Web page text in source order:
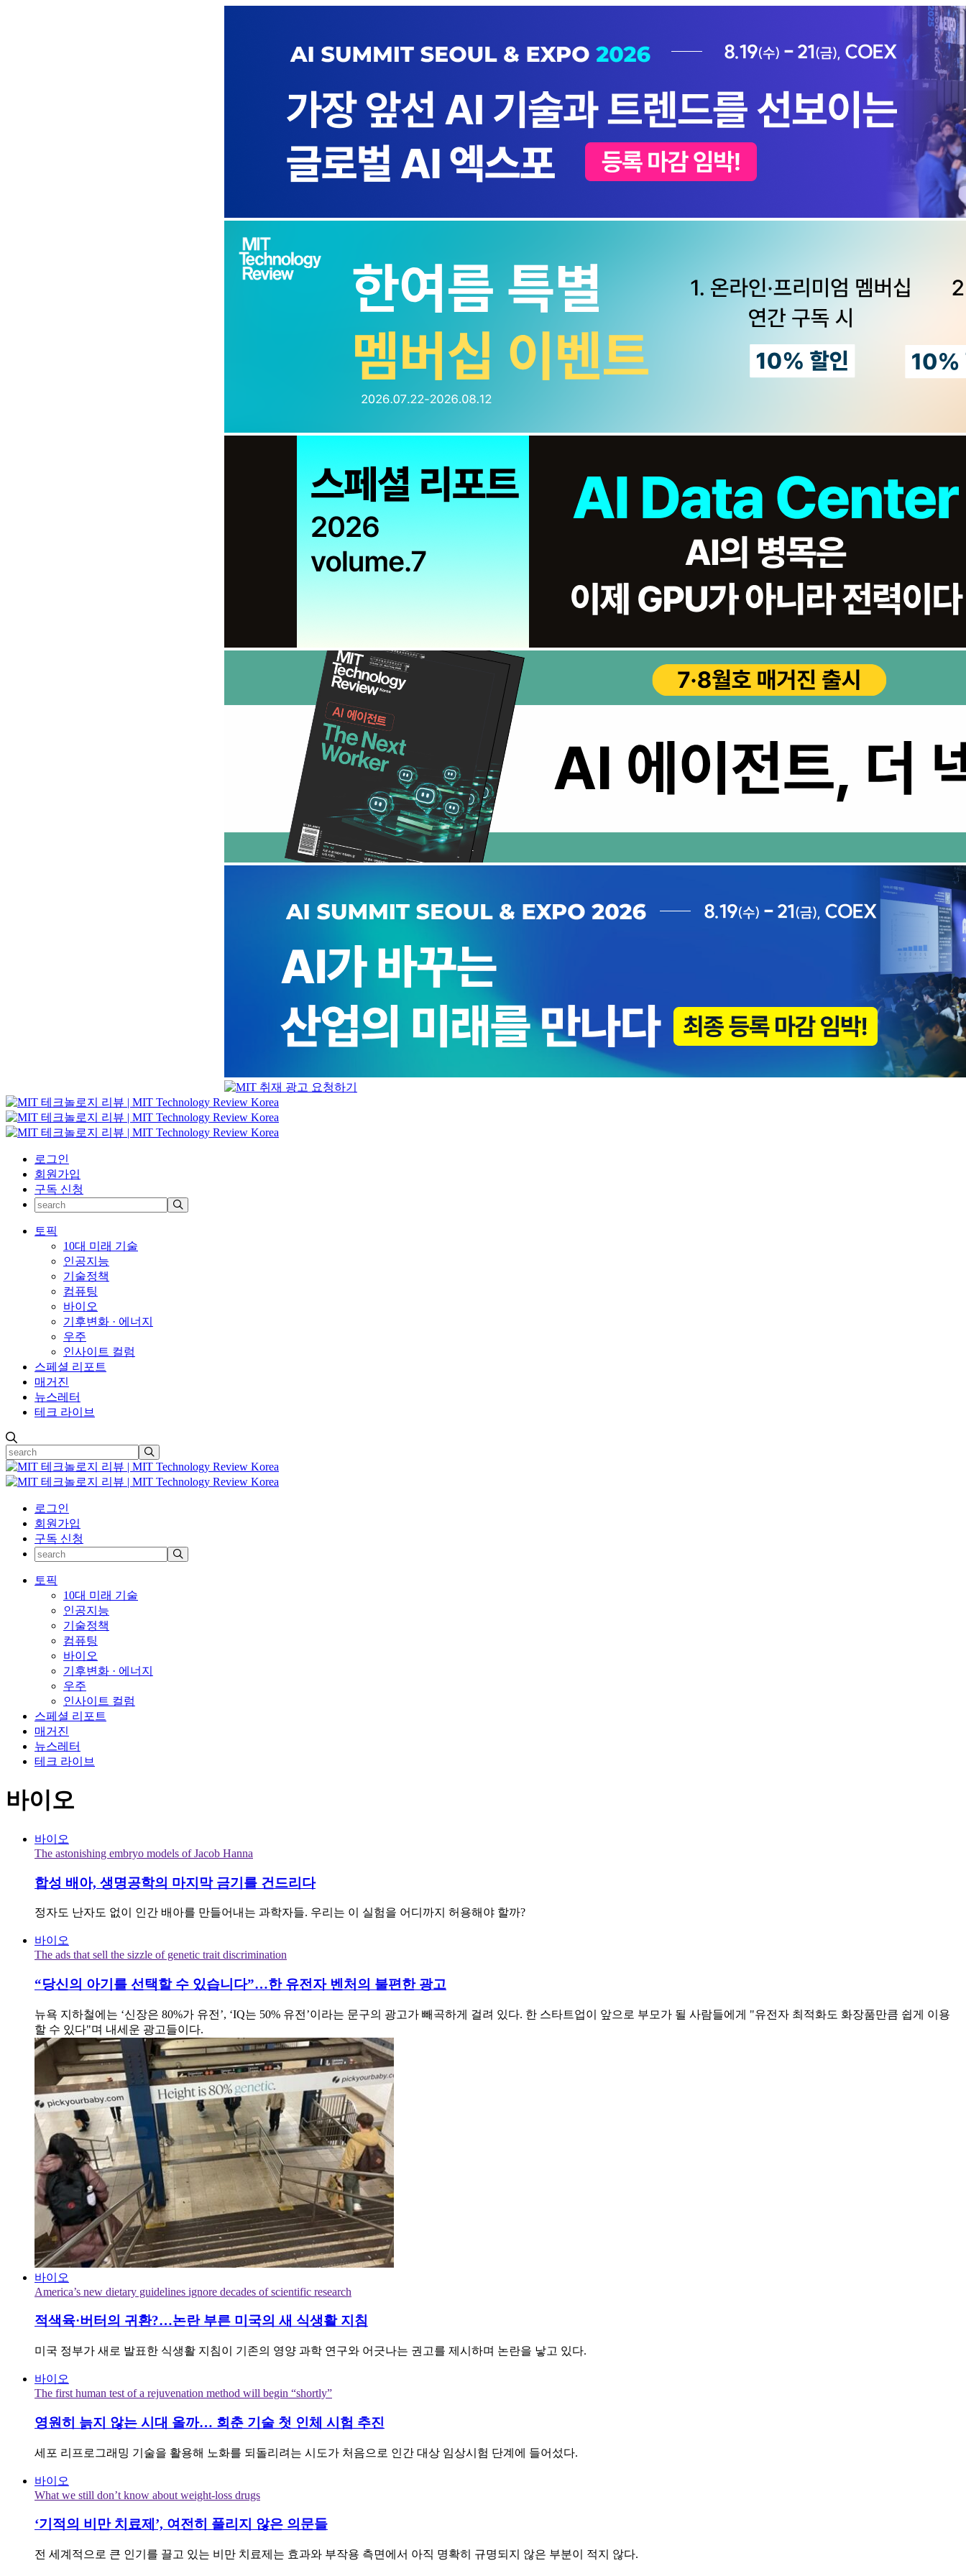
로그인
회원가입
구독 신청
토픽
10대 미래 기술
인공지능
기술정책
컴퓨팅
바이오
기후변화 · 에너지
우주
인사이트 컬럼
스페셜 리포트
매거진
뉴스레터
테크 라이브
로그인
회원가입
구독 신청
토픽
10대 미래 기술
인공지능
기술정책
컴퓨팅
바이오
기후변화 · 에너지
우주
인사이트 컬럼
스페셜 리포트
매거진
뉴스레터
테크 라이브
바이오
바이오
The astonishing embryo models of Jacob Hanna
합성 배아, 생명공학의 마지막 금기를 건드리다
정자도 난자도 없이 인간 배아를 만들어내는 과학자들. 우리는 이 실험을 어디까지 허용해야 할까?
바이오
The ads that sell the sizzle of genetic trait discrimination
“당신의 아기를 선택할 수 있습니다”…한 유전자 벤처의 불편한 광고
뉴욕 지하철에는 ‘신장은 80%가 유전’, ‘IQ는 50% 유전’이라는 문구의 광고가 빼곡하게 걸려 있다. 한 스타트업이 앞으로 부모가 될 사람들에게 "유전자 최적화도 화장품만큼 쉽게 이용
할 수 있다"며 내세운 광고들이다.
바이오
America’s new dietary guidelines ignore decades of scientific research
적색육·버터의 귀환?…논란 부른 미국의 새 식생활 지침
미국 정부가 새로 발표한 식생활 지침이 기존의 영양 과학 연구와 어긋나는 권고를 제시하며 논란을 낳고 있다.
바이오
The first human test of a rejuvenation method will begin “shortly”
영원히 늙지 않는 시대 올까… 회춘 기술 첫 인체 시험 추진
세포 리프로그래밍 기술을 활용해 노화를 되돌리려는 시도가 처음으로 인간 대상 임상시험 단계에 들어섰다.
바이오
What we still don’t know about weight-loss drugs
‘기적의 비만 치료제’, 여전히 풀리지 않은 의문들
전 세계적으로 큰 인기를 끌고 있는 비만 치료제는 효과와 부작용 측면에서 아직 명확히 규명되지 않은 부분이 적지 않다.